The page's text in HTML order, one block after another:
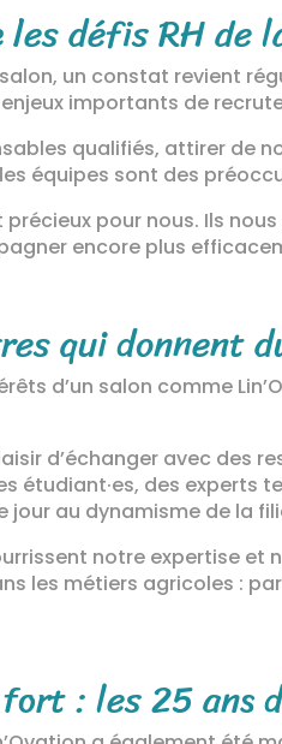
les défis RH de
un constat revient
importants de
qualifiés, attirer de
équipes sont des
pour nous. Ils
encore plus
qui donnent
d’un salon comme
d’échanger avec des
étudiant·es, des experts
au dynamisme de la
notre expertise et
les métiers agricoles :
: les 25 ans